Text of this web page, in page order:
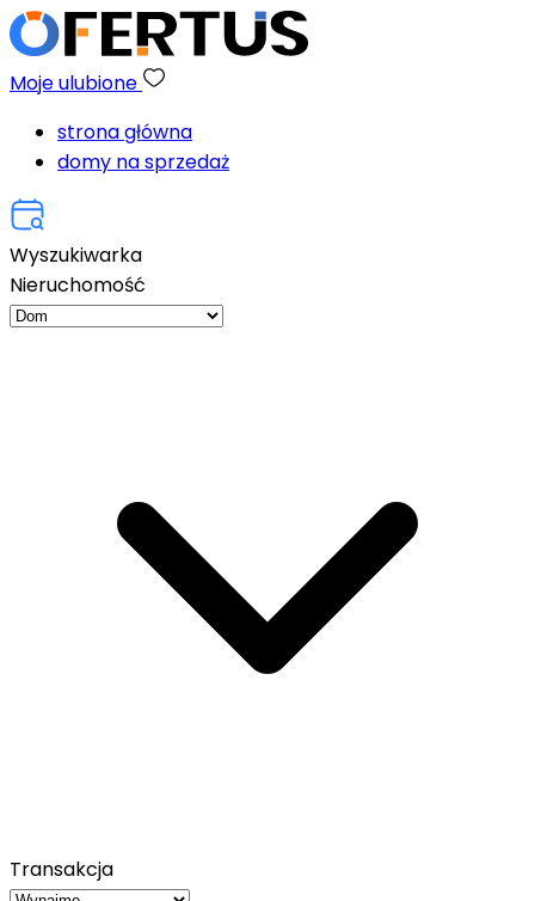
Moje ulubione
strona główna
domy na sprzedaż
Wyszukiwarka
Nieruchomość
Transakcja